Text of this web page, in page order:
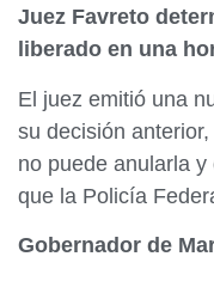
Juez Favreto
liberado en una
El juez emitió una
su decisión
no puede anularla
que la Policía
Gobernador de